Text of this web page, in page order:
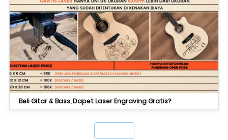
Beli Gitar & Bass, Dapet Laser Engraving Gratis?